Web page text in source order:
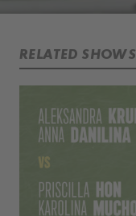
RELATED SHOWS